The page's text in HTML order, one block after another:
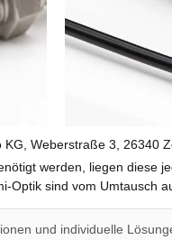
Weberstraße 3, 26340
werden, liegen diese
Optik sind vom Umtausch
und individuelle